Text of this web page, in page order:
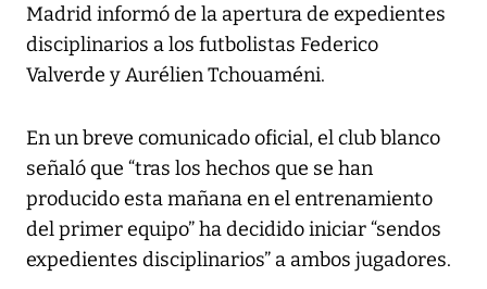
Madrid informó de la apertura de expedientes
disciplinarios a los futbolistas Federico
Valverde y Aurélien Tchouaméni.
En un breve comunicado oficial, el club blanco
señaló que “tras los hechos que se han
producido esta mañana en el entrenamiento
del primer equipo” ha decidido iniciar “sendos
expedientes disciplinarios” a ambos jugadores.